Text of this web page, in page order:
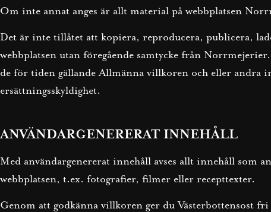
Om inte annat anges är allt material på webbplatsen
Det är inte tillåtet att kopiera, reproducera, publicera,
webbplatsen utan föregående samtycke från
de för tiden gällande Allmänna villkoren och eller andra
ersättningsskyldighet.
ANVÄNDARGENERERAT INNEHÅLL
Med användargenererat innehåll avses allt innehåll som
webbplatsen, t.ex. fotografier, filmer eller recepttexter.
Genom att godkänna villkoren ger du Västerbottensost